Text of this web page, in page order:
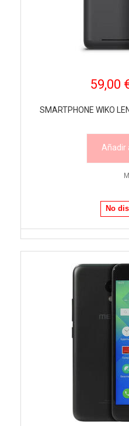
59,00
SMARTPHONE WIKO
Añadir
No